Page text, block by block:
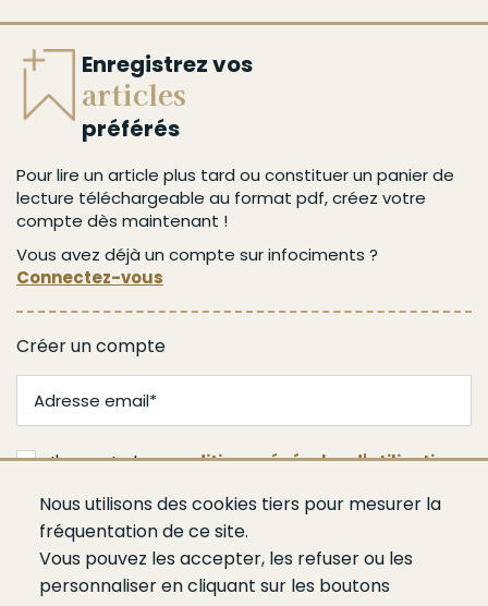
Nous utilisons des cookies tiers pour mesurer la
fréquentation de ce site.
Vous pouvez les accepter, les refuser ou les
personnaliser en cliquant sur les boutons
Enregistrez vos
articles
préférés
Pour lire un article plus tard ou constituer un panier de
lecture téléchargeable au format pdf, créez votre
compte dès maintenant !
Vous avez déjà un compte sur infociments ?
Connectez-vous
Créer un compte
J'accepte lesconditions générales d'utilisation
Valider